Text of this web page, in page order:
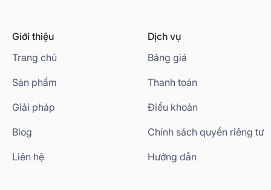
Giới thiệu
Trang chủ
Sản phẩm
Giải pháp
Blog
Liên hệ
Dịch vụ
Bảng giá
Thanh toán
Điều khoản
Chính sách quyền riêng tư
Hướng dẫn